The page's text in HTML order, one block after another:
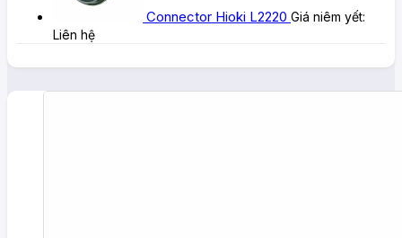
Connector Hioki L2220 Giá niêm yết:
Liên hệ